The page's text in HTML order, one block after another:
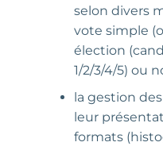
selon divers
vote simple
élection
1/2/3/4/5) ou
la gestion
leur
formats